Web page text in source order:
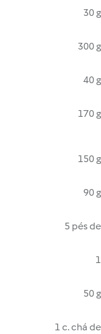
30 g
300 g
40 g
170 g
150 g
90 g
5 pés de
1
50 g
1 c. chá de